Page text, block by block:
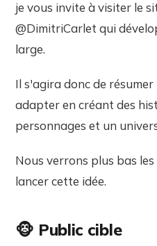
je vous invite à visiter le
@DimitriCarlet qui
large.
Il s'agira donc de résumer
adapter en créant des
personnages et un
Nous verrons plus bas
lancer cette idée.
🐵 Public cible